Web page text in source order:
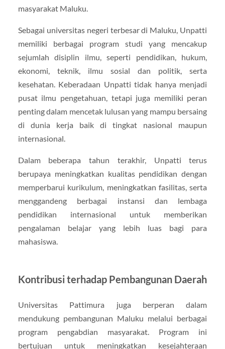
masyarakat Maluku.
Sebagai universitas negeri terbesar di Maluku, Unpatti
memiliki berbagai program studi yang mencakup
sejumlah disiplin ilmu, seperti pendidikan, hukum,
ekonomi, teknik, ilmu sosial dan politik, serta
kesehatan. Keberadaan Unpatti tidak hanya menjadi
pusat ilmu pengetahuan, tetapi juga memiliki peran
penting dalam mencetak lulusan yang mampu bersaing
di dunia kerja baik di tingkat nasional maupun
internasional.
Dalam beberapa tahun terakhir, Unpatti terus
berupaya meningkatkan kualitas pendidikan dengan
memperbarui kurikulum, meningkatkan fasilitas, serta
menggandeng berbagai instansi dan lembaga
pendidikan internasional untuk memberikan
pengalaman belajar yang lebih luas bagi para
mahasiswa.
Kontribusi terhadap Pembangunan Daerah
Universitas Pattimura juga berperan dalam
mendukung pembangunan Maluku melalui berbagai
program pengabdian masyarakat. Program ini
bertujuan untuk meningkatkan kesejahteraan